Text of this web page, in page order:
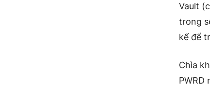
Vault
trong
kế để
Chìa
PWRD